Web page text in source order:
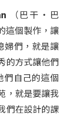
（巴干‧巴
這個製作，讓
婦們，就是讓
的方式讓他們
們自己的這個
，就是要讓我
們在設計的課